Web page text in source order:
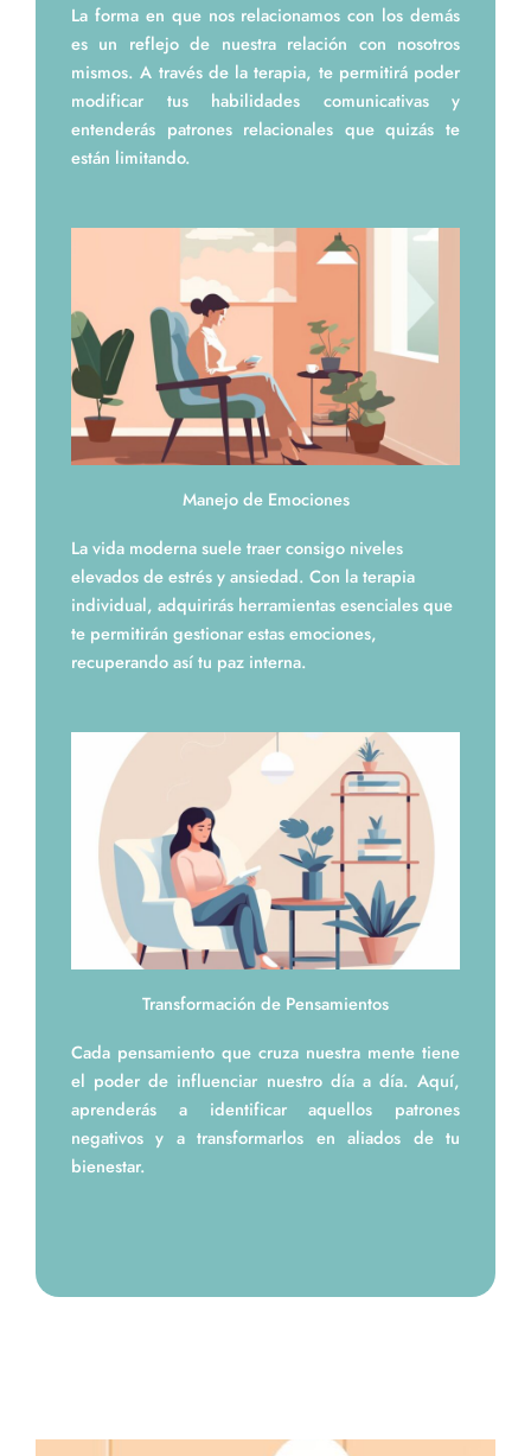
La forma en que nos relacionamos con los demás
es un reflejo de nuestra relación con nosotros
mismos. A través de la terapia, te permitirá poder
modificar tus habilidades comunicativas y
entenderás patrones relacionales que quizás te
están limitando.
Manejo de Emociones
La vida moderna suele traer consigo niveles
elevados de estrés y ansiedad. Con la terapia
individual, adquirirás herramientas esenciales que
te permitirán gestionar estas emociones,
recuperando así tu paz interna.
Transformación de Pensamientos
Cada pensamiento que cruza nuestra mente tiene
el poder de influenciar nuestro día a día. Aquí,
aprenderás a identificar aquellos patrones
negativos y a transformarlos en aliados de tu
bienestar.